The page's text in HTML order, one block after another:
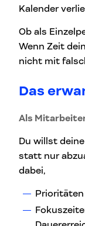
Kalender
Ob als
Wenn Zeit
nicht mit
Das
Als
Du willst
statt nur
dabei,